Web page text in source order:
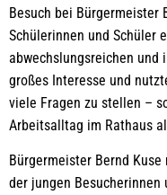
Besuch bei Bürgermeister
Schülerinnen und Schüler
abwechslungsreichen
großes Interesse und
viele Fragen zu stellen –
Arbeitsalltag im Rathaus
Bürgermeister Bernd
der jungen Besucherinnen